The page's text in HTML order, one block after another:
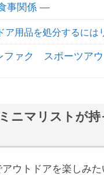
事関係 ―
ア用品を処分するには
ファク スポーツア
ニマリストが
アウトドアを楽しみ